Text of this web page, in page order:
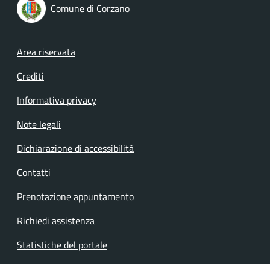
Comune di Corzano
Footer menu
Area riservata
Crediti
Informativa privacy
Note legali
Dichiarazione di accessibilità
Contatti
Prenotazione appuntamento
Richiedi assistenza
Statistiche del portale